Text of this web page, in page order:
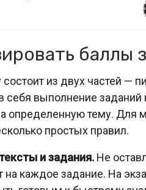
баллы
из двух частей —
себя выполнение заданий
определенную тему. Для
простых правил.
и задания. Не
на каждое задание. На